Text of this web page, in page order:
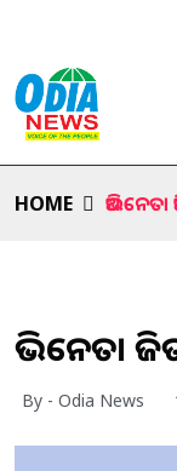
HOME
ଅଭିନେତା
By - Odia News